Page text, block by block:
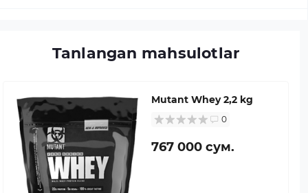
Tanlangan mahsulotlar
Mutant Whey 2,2 kg
0
767 000 сум.